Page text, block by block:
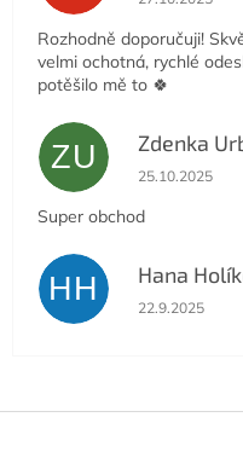
Rozhodně doporučuji!
velmi ochotná, rychlé
potěšilo mě to 🍀
ZU Zdenka
Hodnocení
25.10.2025
Super obchod
HH Hana
Hodnocení
22.9.2025